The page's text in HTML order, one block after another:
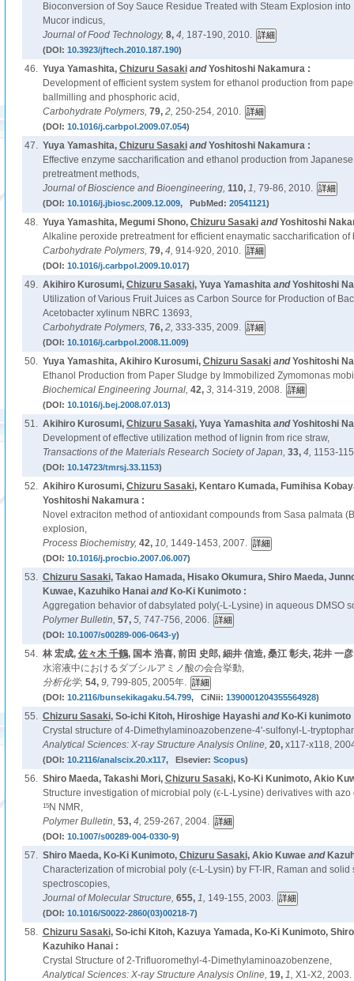
Bioconversion of Soy Sauce Residue Treated with Steam Explosion
Mucor indicus,
Journal of Food Technology, 8, 4, 187-190, 2010.
(DOI: 10.3923/jftech.2010.187.190)
46. Yuya Yamashita, Chizuru SasakiandYoshitoshi Nakamura :
Development of efficient system system for ethanol production from
ballmilling and phosphoric acid,
Carbohydrate Polymers, 79, 2, 250-254, 2010.
(DOI: 10.1016/j.carbpol.2009.07.054)
47. Yuya Yamashita, Chizuru SasakiandYoshitoshi Nakamura :
Effective enzyme saccharification and ethanol production from
pretreatment methods,
Journal of Bioscience and Bioengineering, 110, 1, 79-86, 2010.
(DOI: 10.1016/j.jbiosc.2009.12.009, PubMed: 20541121)
48. Yuya Yamashita, Megumi Shono, Chizuru SasakiandYoshitoshi
Alkaline peroxide pretreatment for efficient enaymatic saccharification of
Carbohydrate Polymers, 79, 4, 914-920, 2010.
(DOI: 10.1016/j.carbpol.2009.10.017)
49. Akihiro Kurosumi, Chizuru Sasaki, Yuya YamashitaandYoshitoshi
Utilization of Various Fruit Juices as Carbon Source for Production of
Acetobacter xylinum NBRC 13693,
Carbohydrate Polymers, 76, 2, 333-335, 2009.
(DOI: 10.1016/j.carbpol.2008.11.009)
50. Yuya Yamashita, Akihiro Kurosumi, Chizuru SasakiandYoshitoshi
Ethanol Production from Paper Sludge by Immobilized Zymomonas
Biochemical Engineering Journal, 42, 3, 314-319, 2008.
(DOI: 10.1016/j.bej.2008.07.013)
51. Akihiro Kurosumi, Chizuru Sasaki, Yuya YamashitaandYoshitoshi
Development of effective utilization method of lignin from rice straw,
Transactions of the Materials Research Society of Japan, 33, 4, 1153-
(DOI: 10.14723/tmrsj.33.1153)
52. Akihiro Kurosumi, Chizuru Sasaki, Kentaro Kumada, Fumihisa
Yoshitoshi Nakamura :
Novel extraciton method of antioxidant compounds from Sasa palmata
explosion,
Process Biochemistry, 42, 10, 1449-1453, 2007.
(DOI: 10.1016/j.procbio.2007.06.007)
53. Chizuru Sasaki, Takao Hamada, Hisako Okumura, Shiro Maeda,
Kuwae, Kazuhiko Hanaiand Ko-Ki Kunimoto :
Aggregation behavior of dabsylated poly(-L-Lysine) in aqueous DMSO
Polymer Bulletin, 57, 5, 747-756, 2006.
(DOI: 10.1007/s00289-006-0643-y)
54. 林 宏成, 佐々木 千鶴, 国本 浩喜, 前田 史郎, 細井 信造, 桑江 彰夫, 花井 一
水溶液中におけるダブシルアミノ酸の会合挙動,
分析化学, 54, 9, 799-805, 2005年.
(DOI: 10.2116/bunsekikagaku.54.799, CiNii: 1390001204355564928)
55. Chizuru Sasaki, So-ichi Kitoh, Hiroshige Hayashiand Ko-Ki kunimoto
Crystal structure of 4-Dimethylaminoazobenzene-4'-sulfonyl-L-
Analytical Sciences: X-ray Structure Analysis Online, 20, x117-x118,
(DOI: 10.2116/analscix.20.x117, Elsevier: Scopus)
56. Shiro Maeda, Takashi Mori, Chizuru Sasaki, Ko-Ki Kunimoto, Akio
Structure investigation of microbial poly (ϵ-L-Lysine) derivatives with
15N NMR,
Polymer Bulletin, 53, 4, 259-267, 2004.
(DOI: 10.1007/s00289-004-0330-9)
57. Shiro Maeda, Ko-Ki Kunimoto, Chizuru Sasaki, Akio Kuwaeand
Characterization of microbial poly (ϵ-L-Lysin) by FT-IR, Raman and solid
spectroscopies,
Journal of Molecular Structure, 655, 1, 149-155, 2003.
(DOI: 10.1016/S0022-2860(03)00218-7)
58. Chizuru Sasaki, So-ichi Kitoh, Kazuya Yamada, Ko-Ki Kunimoto,
Kazuhiko Hanai :
Crystal Structure of 2-Trifluoromethyl-4-Dimethylaminoazobenzene,
Analytical Sciences: X-ray Structure Analysis Online, 19, 1, X1-X2, 2003.